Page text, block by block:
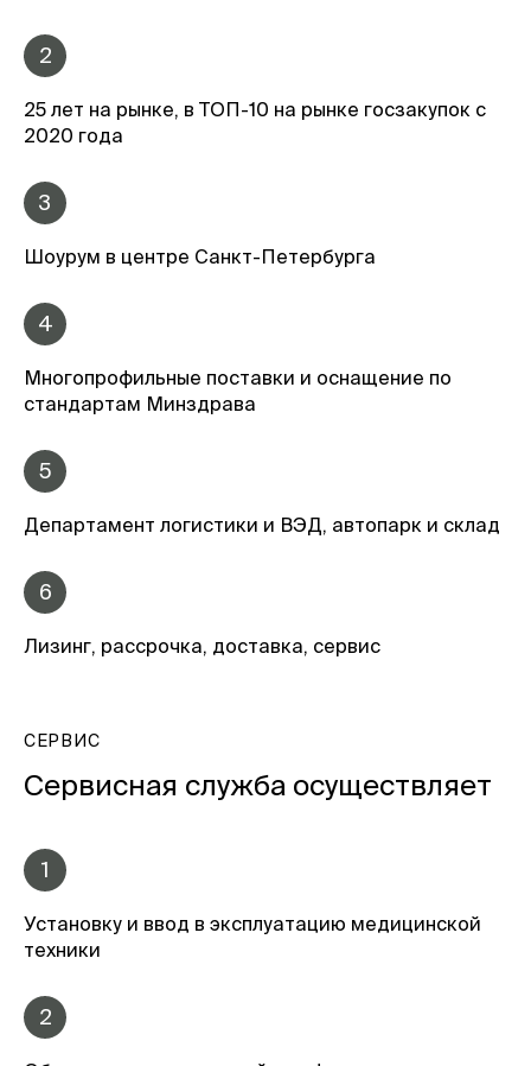
2
25 лет на рынке, в ТОП-10 на рынке госзакупок с
2020 года
3
Шоурум в центре Санкт-Петербурга
4
Многопрофильные поставки и оснащение по
стандартам Минздрава
5
Департамент логистики и ВЭД, автопарк и склад
6
Лизинг, рассрочка, доставка, сервис
СЕРВИС
Сервисная служба осуществляет
1
Установку и ввод в эксплуатацию медицинской
техники
2